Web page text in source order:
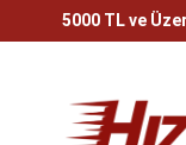
5000 TL ve